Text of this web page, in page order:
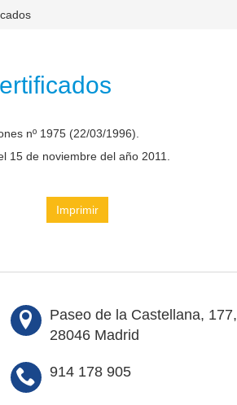
nº 1975 (22/03/1996).
15 de noviembre del año 2011.
Imprimir
Paseo de la Castellana,
28046 Madrid
914 178 905